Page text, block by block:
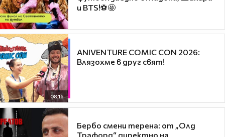
и BTS!⚽🤩
08:16
ANIVENTURE COMIC CON 2026:
Влязохме в друг свят!
Бербо смени терена: от „Олд
Трафорд“ директно на